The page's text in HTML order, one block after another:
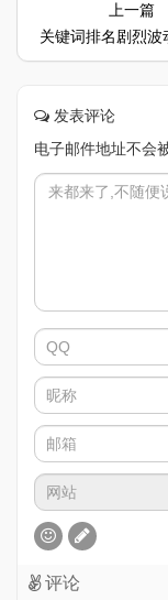
上一篇
关键词排名剧烈波动是什么
发表评论
电子邮件地址不会
评论